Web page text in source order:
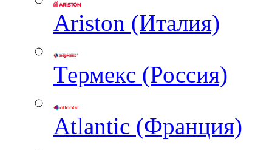
Ariston (Италия)
Термекс (Россия)
Atlantic (Франция)